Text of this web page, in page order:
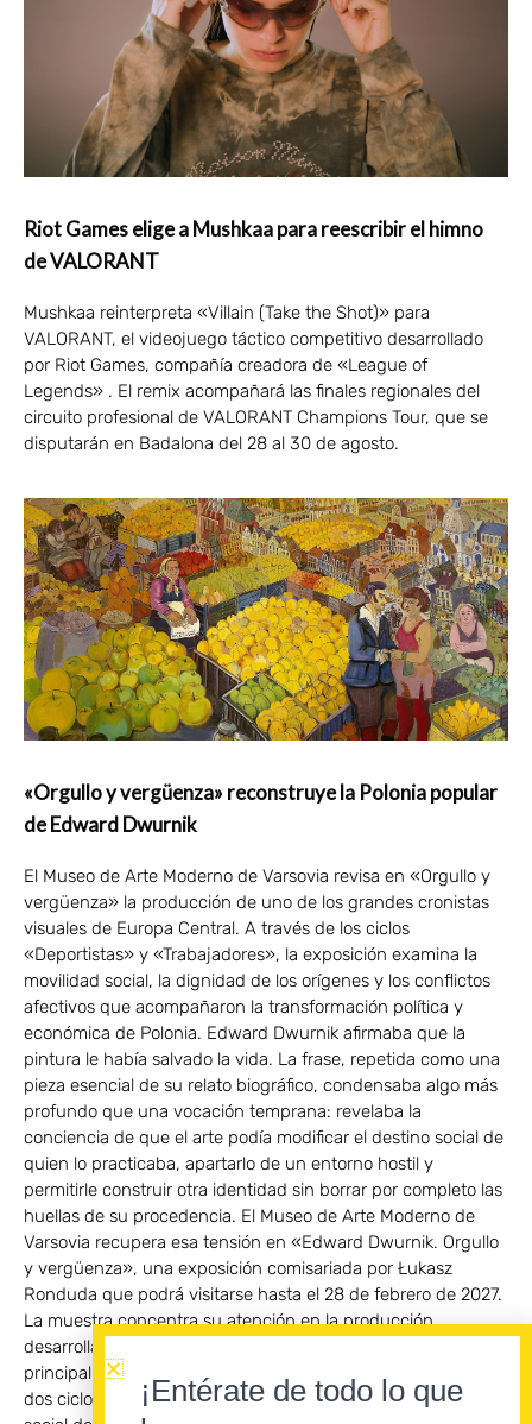
Riot Games elige a Mushkaa para reescribir el himno
de VALORANT
Mushkaa reinterpreta «Villain (Take the Shot)» para
VALORANT, el videojuego táctico competitivo desarrollado
por Riot Games, compañía creadora de «League of
Legends» . El remix acompañará las finales regionales del
circuito profesional de VALORANT Champions Tour, que se
disputarán en Badalona del 28 al 30 de agosto.
«Orgullo y vergüenza» reconstruye la Polonia popular
de Edward Dwurnik
El Museo de Arte Moderno de Varsovia revisa en «Orgullo y
vergüenza» la producción de uno de los grandes cronistas
visuales de Europa Central. A través de los ciclos
«Deportistas» y «Trabajadores», la exposición examina la
movilidad social, la dignidad de los orígenes y los conflictos
afectivos que acompañaron la transformación política y
económica de Polonia. Edward Dwurnik afirmaba que la
pintura le había salvado la vida. La frase, repetida como una
pieza esencial de su relato biográfico, condensaba algo más
profundo que una vocación temprana: revelaba la
conciencia de que el arte podía modificar el destino social de
quien lo practicaba, apartarlo de un entorno hostil y
permitirle construir otra identidad sin borrar por completo las
huellas de su procedencia. El Museo de Arte Moderno de
Varsovia recupera esa tensión en «Edward Dwurnik. Orgullo
y vergüenza», una exposición comisariada por Łukasz
Ronduda que podrá visitarse hasta el 28 de febrero de 2027.
La muestra concentra su atención en la producción
desarrollada durante las décadas de 1970 y 1980,
principalmente a través de «Deportistas» y «Trabajadores»,
dos ciclos fundamentales para comprender la ambición
¡Entérate de todo lo que